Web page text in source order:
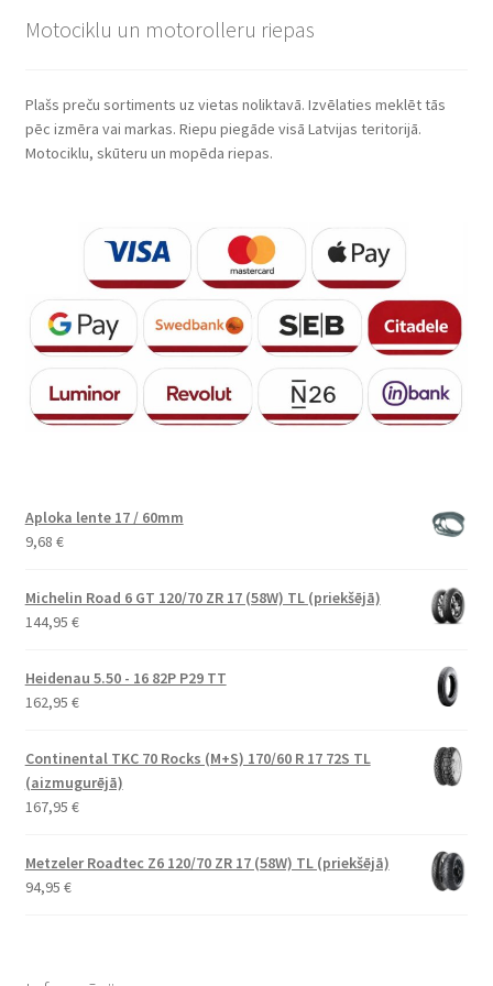
Motociklu un motorolleru riepas
Plašs preču sortiments uz vietas noliktavā. Izvēlaties meklēt tās
pēc izmēra vai markas. Riepu piegāde visā Latvijas teritorijā.
Motociklu, skūteru un mopēda riepas.
Aploka lente 17 / 60mm
9,68 €
Michelin Road 6 GT 120/70 ZR 17 (58W) TL (priekšējā)
144,95 €
Heidenau 5.50 - 16 82P P29 TT
162,95 €
Continental TKC 70 Rocks (M+S) 170/60 R 17 72S TL
(aizmugurējā)
167,95 €
Metzeler Roadtec Z6 120/70 ZR 17 (58W) TL (priekšējā)
94,95 €